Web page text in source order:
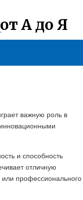
А до Я
важную роль в
и способность
отличную
профессионального